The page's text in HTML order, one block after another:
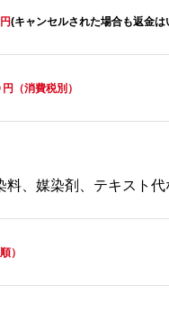
円(キャンセルされた場合も返金
（消費税別）
料、媒染剤、テキスト代
）